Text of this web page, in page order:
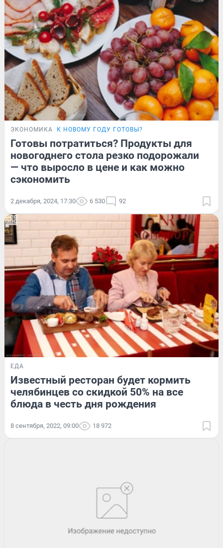
ЭКОНОМИКА К НОВОМУ ГОДУ ГОТОВЫ?
Готовы потратиться? Продукты для
новогоднего стола резко подорожали
— что выросло в цене и как можно
сэкономить
2 декабря, 2024, 17:30 6 530 92
ЕДА
Известный ресторан будет кормить
челябинцев со скидкой 50% на все
блюда в честь дня рождения
8 сентября, 2022, 09:00 18 972